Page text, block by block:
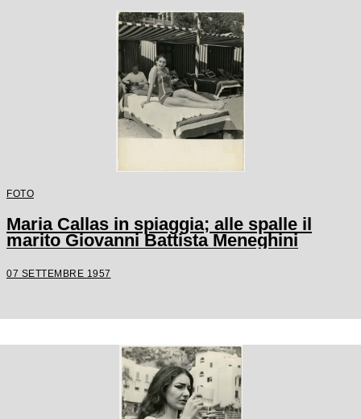
FOTO
Maria Callas in spiaggia; alle spalle il
marito Giovanni Battista Meneghini
07 SETTEMBRE 1957